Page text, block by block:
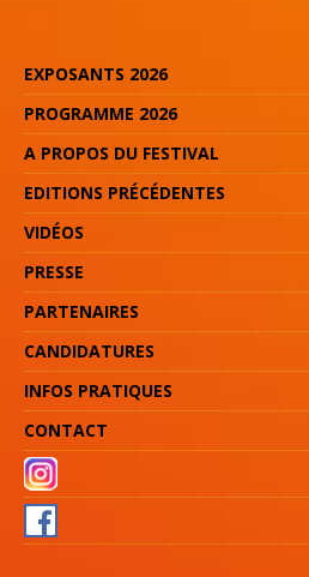
EXPOSANTS 2026
PROGRAMME 2026
A PROPOS DU FESTIVAL
EDITIONS PRÉCÉDENTES
VIDÉOS
PRESSE
PARTENAIRES
CANDIDATURES
INFOS PRATIQUES
CONTACT